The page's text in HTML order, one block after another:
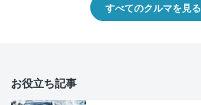
すべてのクルマを見る
お役立ち記事